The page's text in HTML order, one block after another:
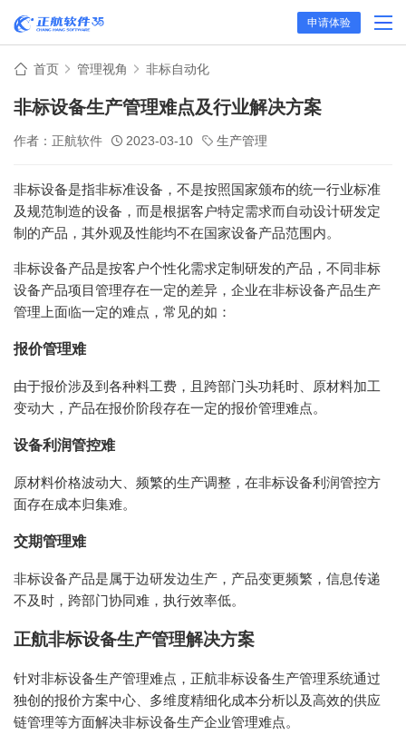
申请体验
首页 管理视角 非标自动化
非标设备生产管理难点及行业解决方案
作者：正航软件 2023-03-10 生产管理
非标设备是指非标准设备，不是按照国家颁布的统一行业标准
及规范制造的设备，而是根据客户特定需求而自动设计研发定
制的产品，其外观及性能均不在国家设备产品范围内。
非标设备产品是按客户个性化需求定制研发的产品，不同非标
设备产品项目管理存在一定的差异，企业在非标设备产品生产
管理上面临一定的难点，常见的如：
报价管理难
由于报价涉及到各种料工费，且跨部门头功耗时、原材料加工
变动大，产品在报价阶段存在一定的报价管理难点。
设备利润管控难
原材料价格波动大、频繁的生产调整，在非标设备利润管控方
面存在成本归集难。
交期管理难
非标设备产品是属于边研发边生产，产品变更频繁，信息传递
不及时，跨部门协同难，执行效率低。
正航非标设备生产管理解决方案
针对非标设备生产管理难点，正航非标设备生产管理系统通过
独创的报价方案中心、多维度精细化成本分析以及高效的供应
链管理等方面解决非标设备生产企业管理难点。